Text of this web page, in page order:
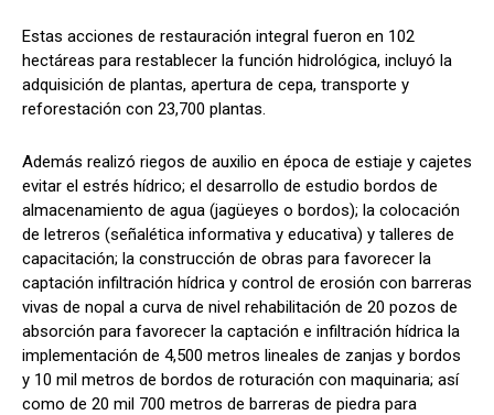
Estas acciones de restauración integral fueron en 102
hectáreas para restablecer la función hidrológica, incluyó la
adquisición de plantas, apertura de cepa, transporte y
reforestación con 23,700 plantas.
Además realizó riegos de auxilio en época de estiaje y cajetes
evitar el estrés hídrico; el desarrollo de estudio bordos de
almacenamiento de agua (jagüeyes o bordos); la colocación
de letreros (señalética informativa y educativa) y talleres de
capacitación; la construcción de obras para favorecer la
captación infiltración hídrica y control de erosión con barreras
vivas de nopal a curva de nivel rehabilitación de 20 pozos de
absorción para favorecer la captación e infiltración hídrica la
implementación de 4,500 metros lineales de zanjas y bordos
y 10 mil metros de bordos de roturación con maquinaria; así
como de 20 mil 700 metros de barreras de piedra para